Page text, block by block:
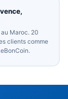
Maroc. 20
clients comme